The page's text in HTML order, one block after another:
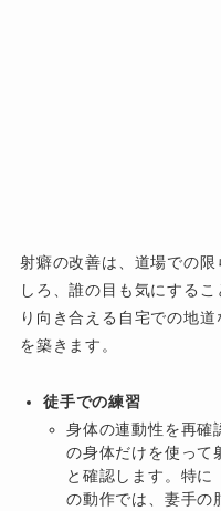
射癖の改善は、道場での
しろ、誰の目も気にする
り向き合える自宅での地
を築きます。
徒手での練習
身体の連動性を再確
の身体だけを使って
と確認します。特に
の動作では、妻手の